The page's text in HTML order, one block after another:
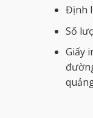
Định
Số
Giấy